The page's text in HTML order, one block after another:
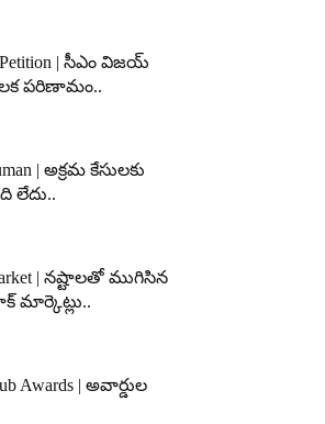
Petition | సీఎం విజయ్
పరిణామం..
| అక్రమ కేసులకు
లేదు..
| నష్టాలతో ముగిసిన
మార్కెట్లు..
Awards | అవార్డుల